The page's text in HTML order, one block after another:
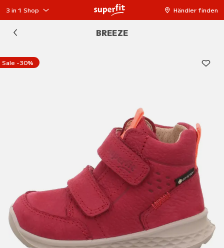
3 in 1 Shop Händler finden
BREEZE
Sale -30%